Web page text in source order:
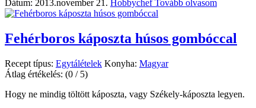
Dátum: 2013.november 21. HobbychefTovább olvasom
Fehérboros káposzta húsos gombóccal
Recept típus: Egytálételek Konyha: Magyar
Átlag értékelés: (0 / 5)
Hogy ne mindig töltött káposzta, vagy Székely-káposzta legyen.